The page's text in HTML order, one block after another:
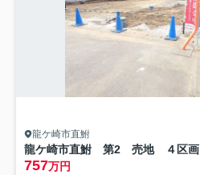
龍ケ崎市直鮒
龍ケ崎市直鮒 第2 売地 ４区画
757万円